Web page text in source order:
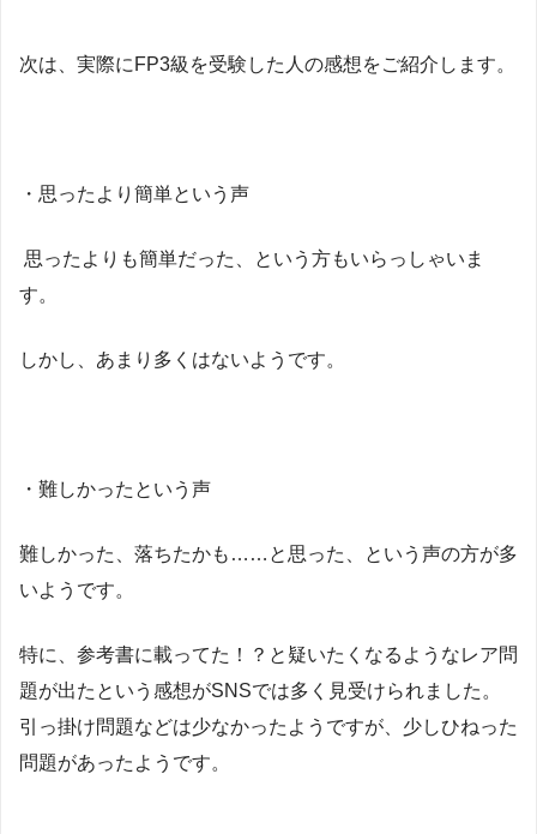
次は、実際にFP3級を受験した人の感想をご紹介します。
・思ったより簡単という声
思ったよりも簡単だった、という方もいらっしゃいま
す。
しかし、あまり多くはないようです。
・難しかったという声
難しかった、落ちたかも……と思った、という声の方が多
いようです。
特に、参考書に載ってた！？と疑いたくなるようなレア問
題が出たという感想がSNSでは多く見受けられました。
引っ掛け問題などは少なかったようですが、少しひねった
問題があったようです。